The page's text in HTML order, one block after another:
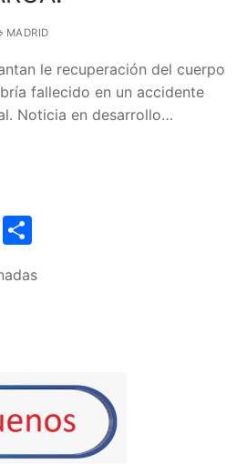
MADRID
le recuperación del cuerpo
fallecido en un accidente
Noticia en desarrollo…
WhatsApp